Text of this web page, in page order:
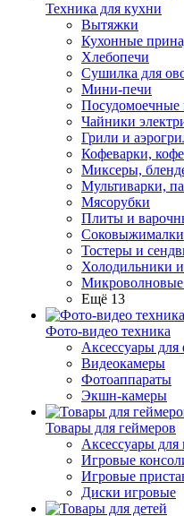
Техника для кухни
Вытяжки
Кухонные
Хлебопечи
Сушилка для
Мини-печи
Чайники
Грили и
Кофеварки,
Миксеры,
Мультиварки,
Мясорубки
Плиты и
Соковыжималки
Тостеры и
Холодильники
Микроволновые
Ещё 13
Фото-видео техника
Аксессуары для
Видеокамеры
Фотоаппараты
Экшн-камеры
Товары для геймеров
Аксессуары для
Игровые
Игровые
Диски игровые